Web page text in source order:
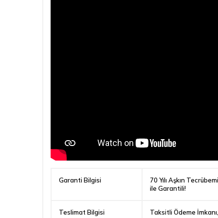
Garanti Bilgisi
70 Yılı Aşkın
ile Garantili!
Teslimat Bilgisi
Taksitli Ödeme